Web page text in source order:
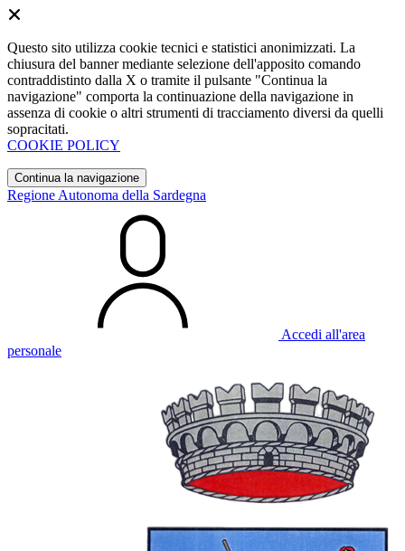
Questo sito utilizza cookie tecnici e statistici anonimizzati. La
chiusura del banner mediante selezione dell'apposito comando
contraddistinto dalla X o tramite il pulsante "Continua la
navigazione" comporta la continuazione della navigazione in
assenza di cookie o altri strumenti di tracciamento diversi da quelli
sopracitati.
COOKIE POLICY
Continua la navigazione
Regione Autonoma della Sardegna
Accedi all'area
personale